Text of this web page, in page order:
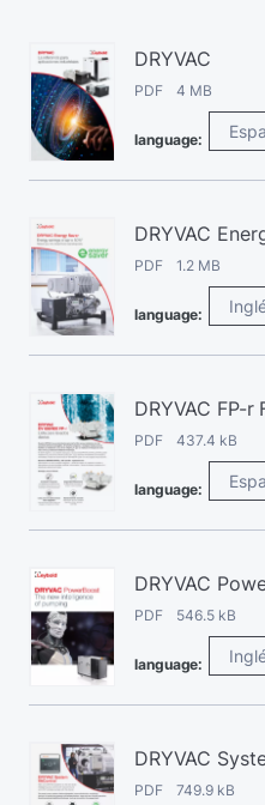
DRYVAC
PDF 4 MB
language:
DRYVAC
PDF 1.2 MB
language:
DRYVAC FP-r
PDF 437.4 kB
language:
DRYVAC
PDF 546.5 kB
language:
DRYVAC
PDF 749.9 kB